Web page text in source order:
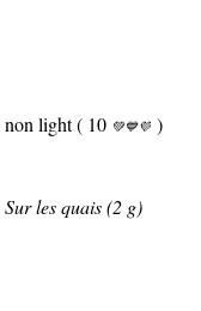
non light ( 10 💚💙💜 )
les quais (2 g)